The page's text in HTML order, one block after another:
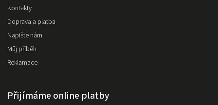
Kontakty
Doprava a platba
Napište nám
Můj příběh
Reklamace
Přijímáme online platby